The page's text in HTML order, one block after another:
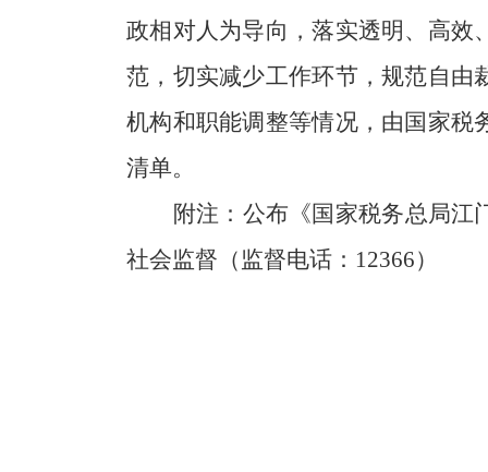
政相对人为导向，落实透明、高效
范，切实减少工作环节，规范自由
机构和职能调整等情况，由国家税
清单。
附注：公布《国家税务总局江
社会监督（监督电话： 12366）